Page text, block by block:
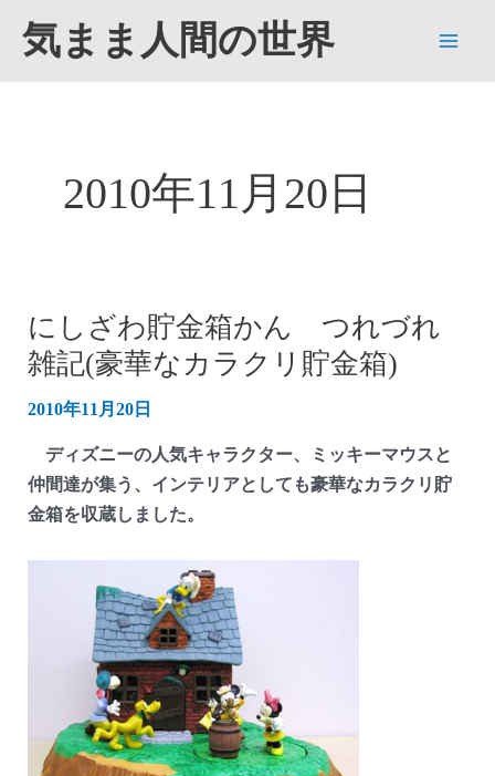
気まま人間の世界
2010年11月20日
にしざわ貯金箱かん つれづれ
雑記(豪華なカラクリ貯金箱)
2010年11月20日
ディズニーの人気キャラクター、ミッキーマウスと
仲間達が集う、インテリアとしても豪華なカラクリ貯
金箱を収蔵しました。